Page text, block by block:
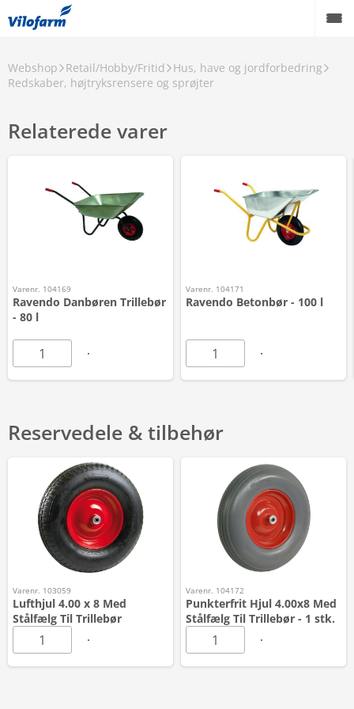
Webshop Retail/Hobby/Fritid
Hus, have og jordforbedring
Redskaber, højtryksrensere og sprøjter
Relaterede varer
Varenr. 104169
Ravendo Danbøren Trillebør
- 80 l
Varenr. 104171
Ravendo Betonbør - 100 l
Reservedele & tilbehør
Varenr. 103059
Lufthjul 4.00 x 8 Med
Stålfælg Til Trillebør
Varenr. 104172
Punkterfrit Hjul 4.00x8 Med
Stålfælg Til Trillebør - 1 stk.